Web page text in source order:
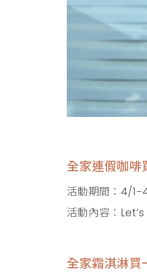
全家連假咖啡
活動期間：4/
活動內容：
全家霜淇淋買